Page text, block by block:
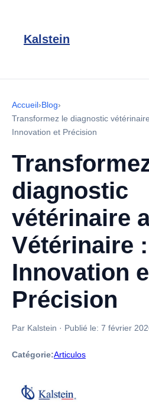
Kalstein
Accueil›Blog›
Transformez le diagnostic
Innovation et Précision
diagnostic
vétérinaire
Vétérinaire :
Innovation
Précision
Par Kalstein · Publié le: 7 février
Catégorie:Articulos